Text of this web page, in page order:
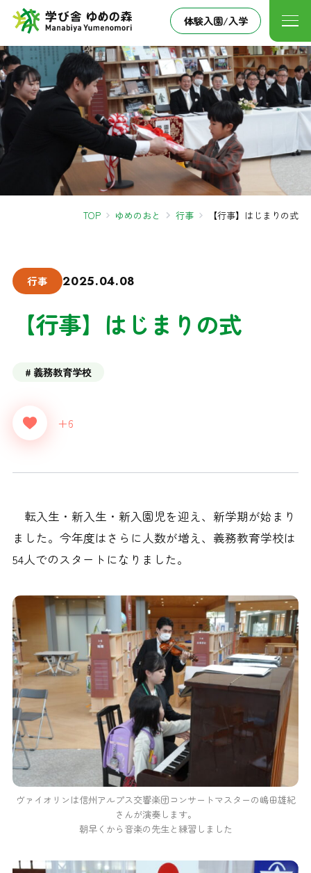
体験入園/入学
TOP ゆめのおと 行事 【行事】はじまりの式
行事 2025.04.08
【行事】はじまりの式
義務教育学校
+6
転入生・新入生・新入園児を迎え、新学期が始まり
ました。今年度はさらに人数が増え、義務教育学校は
54人でのスタートになりました。
ヴァイオリンは信州アルプス交響楽団コンサートマスターの嶋田雄紀
さんが演奏します。
朝早くから音楽の先生と練習しました